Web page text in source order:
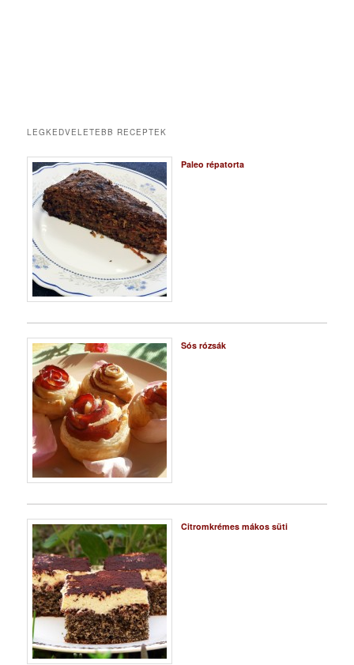
LEGKEDVELETEBB RECEPTEK
Paleo répatorta
Sós rózsák
Citromkrémes mákos süti